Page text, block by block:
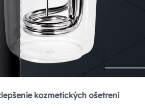
kozmetických ošetrení